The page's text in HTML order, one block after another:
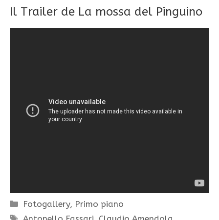
Il Trailer de La mossa del Pinguino
Categorie
Fotogallery, Primo piano
Tag